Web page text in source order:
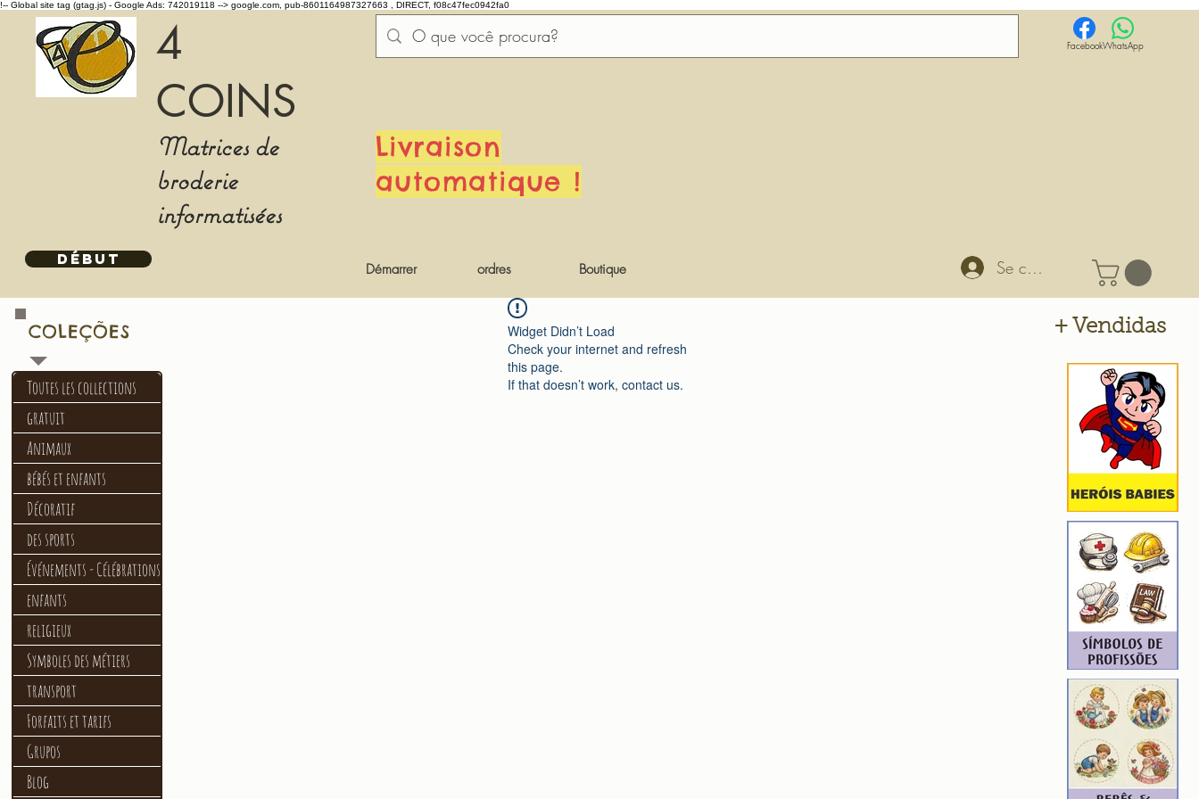
!-- Global site tag (gtag.js) - Google Ads: 742019118 --> google.com, pub-8601164987327663 , DIRECT, f08c47fec0942fa0
4
COINS
Matrices de
broderie
informatisées
Livraison
automatique !
FacebookWhatsApp
DÉBUT
Démarrer ordres Boutique Se connecter
Widget Didn’t Load
Check your internet and refresh
this page.
If that doesn’t work, contact us.
Toutes les collections
gratuit
Animaux
bébés et enfants
Décoratif
des sports
Événements - Célébrations
enfants
religieux
Symboles des métiers
transport
Forfaits et tarifs
Grupos
Blog
COLEÇÕES + Vendidas